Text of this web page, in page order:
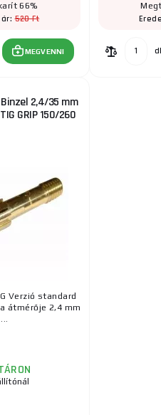
66%
ár:520 Ft
MEGVENNI
2,4/35 mm
GRIP 150/260
Verzió standard
átmérője 2,4 mm
...